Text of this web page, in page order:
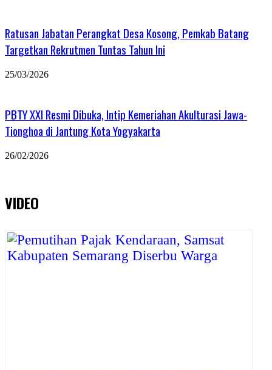
Ratusan Jabatan Perangkat Desa Kosong, Pemkab Batang
Targetkan Rekrutmen Tuntas Tahun Ini
25/03/2026
PBTY XXI Resmi Dibuka, Intip Kemeriahan Akulturasi Jawa-
Tionghoa di Jantung Kota Yogyakarta
26/02/2026
VIDEO